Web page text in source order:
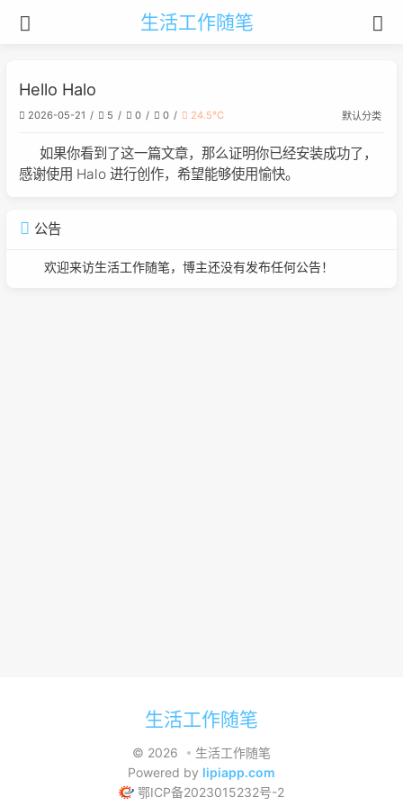
生活工作随笔
Hello Halo
2026-05-21 5 0 0 24.5℃ 默认分类
如果你看到了这一篇文章，那么证明你已经安装成功了，
感谢使用 Halo 进行创作，希望能够使用愉快。
公告
欢迎来访生活工作随笔，博主还没有发布任何公告！
生活工作随笔
© 2026
生活工作随笔
Powered by lipiapp.com
鄂ICP备2023015232号-2